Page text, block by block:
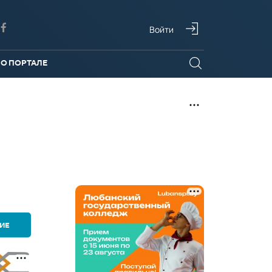
Войти
О ПОРТАЛЕ